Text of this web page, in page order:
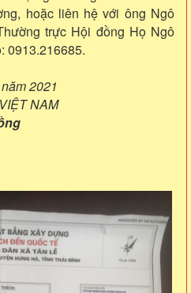
hoặc liên hệ với ông Ngô
trực Hội đồng Họ Ngô
0913.216685.
2021
NAM